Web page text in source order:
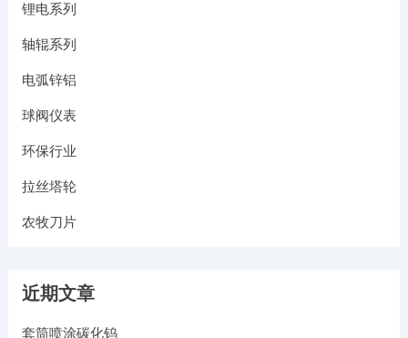
锂电系列
轴辊系列
电弧锌铝
球阀仪表
环保行业
拉丝塔轮
农牧刀片
近期文章
套筒喷涂碳化钨